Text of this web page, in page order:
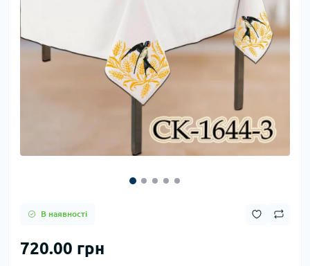
В наявності
720.00 грн